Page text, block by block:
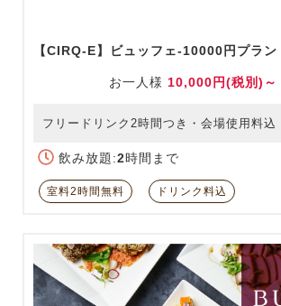
【CIRQ-E】ビュッフェ-10000円プラン
お一人様 10,000円(税別)～
フリードリンク2時間つき・会場使用料込
飲み放題:2時間まで
室料2時間無料 ドリンク料込